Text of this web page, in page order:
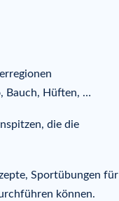
Bauch, Hüften, …
die die
Sportübungen für
können.